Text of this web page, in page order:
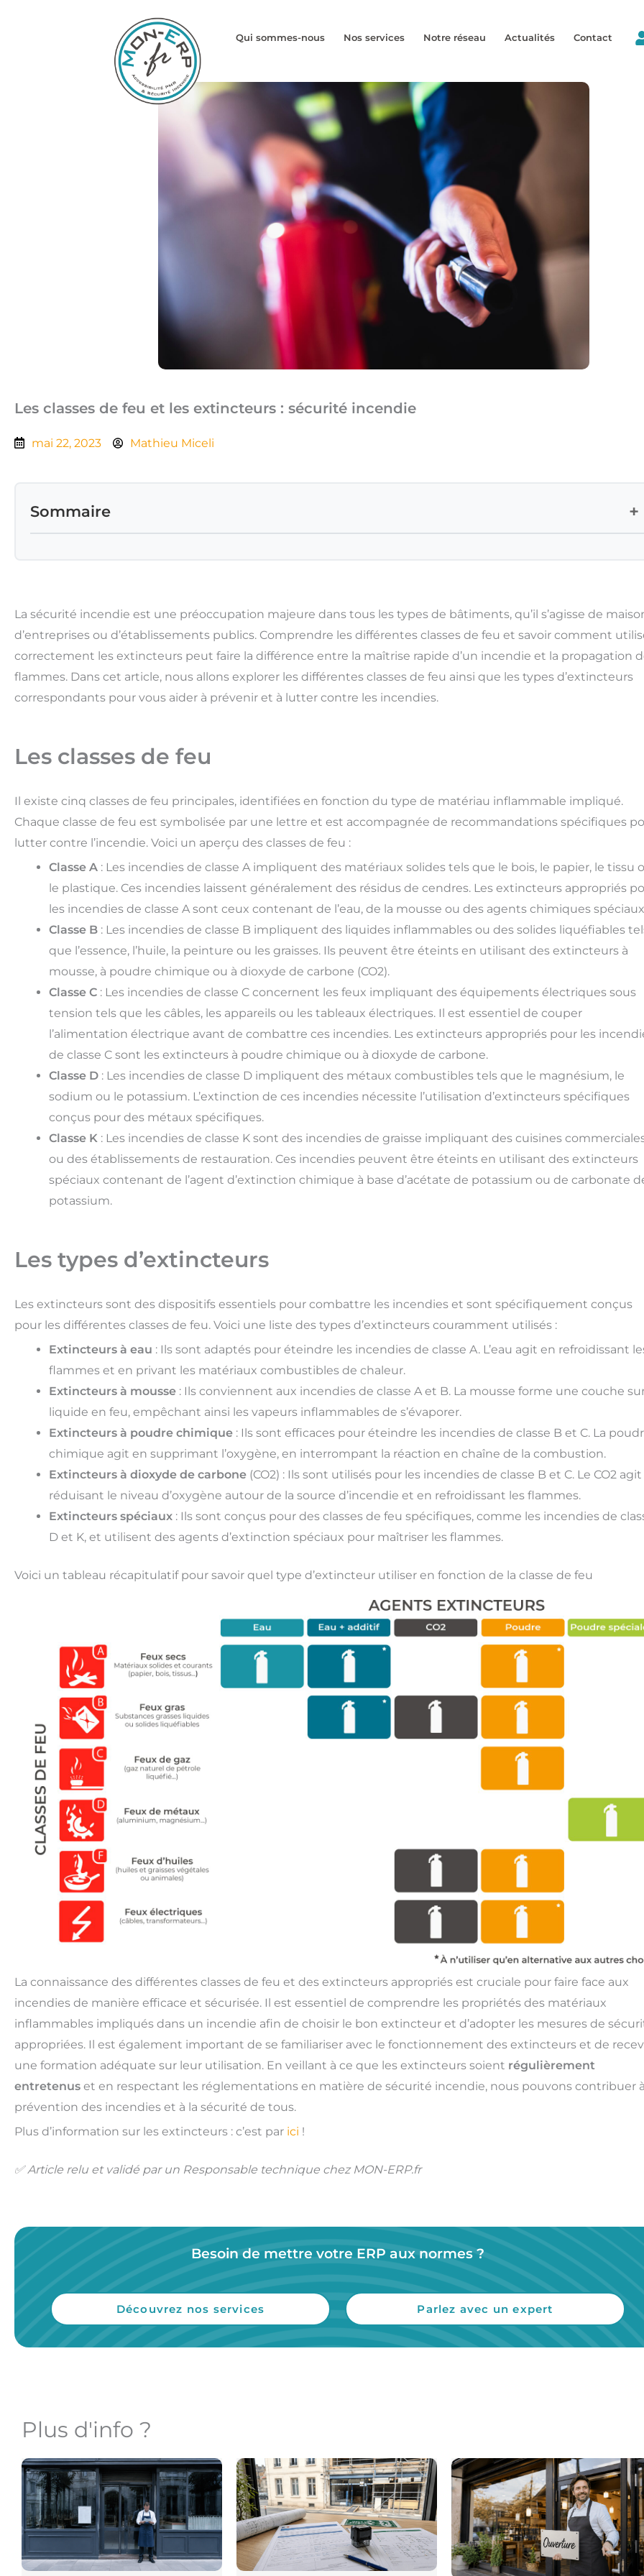
Qui sommes-nous Nos services Notre réseau Actualités Contact
Les classes de feu et les extincteurs : sécurité incendie
mai 22, 2023 Mathieu Miceli
Sommaire +
La sécurité incendie est une préoccupation majeure dans tous les types de bâtiments, qu’il s’agisse de
d’entreprises ou d’établissements publics. Comprendre les différentes classes de feu et savoir comment
correctement les extincteurs peut faire la différence entre la maîtrise rapide d’un incendie et la propagation
flammes. Dans cet article, nous allons explorer les différentes classes de feu ainsi que les types d’extincteurs
correspondants pour vous aider à prévenir et à lutter contre les incendies.
Les classes de feu
Il existe cinq classes de feu principales, identifiées en fonction du type de matériau inflammable impliqué.
Chaque classe de feu est symbolisée par une lettre et est accompagnée de recommandations spécifiques
lutter contre l’incendie. Voici un aperçu des classes de feu :
Classe A : Les incendies de classe A impliquent des matériaux solides tels que le bois, le papier, le tissu
le plastique. Ces incendies laissent généralement des résidus de cendres. Les extincteurs appropriés
les incendies de classe A sont ceux contenant de l’eau, de la mousse ou des agents chimiques
Classe B : Les incendies de classe B impliquent des liquides inflammables ou des solides liquéfiables
que l’essence, l’huile, la peinture ou les graisses. Ils peuvent être éteints en utilisant des extincteurs à
mousse, à poudre chimique ou à dioxyde de carbone (CO2).
Classe C : Les incendies de classe C concernent les feux impliquant des équipements électriques sous
tension tels que les câbles, les appareils ou les tableaux électriques. Il est essentiel de couper
l’alimentation électrique avant de combattre ces incendies. Les extincteurs appropriés pour les
de classe C sont les extincteurs à poudre chimique ou à dioxyde de carbone.
Classe D : Les incendies de classe D impliquent des métaux combustibles tels que le magnésium, le
sodium ou le potassium. L’extinction de ces incendies nécessite l’utilisation d’extincteurs spécifiques
conçus pour des métaux spécifiques.
Classe K : Les incendies de classe K sont des incendies de graisse impliquant des cuisines
ou des établissements de restauration. Ces incendies peuvent être éteints en utilisant des extincteurs
spéciaux contenant de l’agent d’extinction chimique à base d’acétate de potassium ou de carbonate
potassium.
Les types d’extincteurs
Les extincteurs sont des dispositifs essentiels pour combattre les incendies et sont spécifiquement conçus
pour les différentes classes de feu. Voici une liste des types d’extincteurs couramment utilisés :
Extincteurs à eau : Ils sont adaptés pour éteindre les incendies de classe A. L’eau agit en refroidissant
flammes et en privant les matériaux combustibles de chaleur.
Extincteurs à mousse : Ils conviennent aux incendies de classe A et B. La mousse forme une couche
liquide en feu, empêchant ainsi les vapeurs inflammables de s’évaporer.
Extincteurs à poudre chimique : Ils sont efficaces pour éteindre les incendies de classe B et C. La
chimique agit en supprimant l’oxygène, en interrompant la réaction en chaîne de la combustion.
Extincteurs à dioxyde de carbone (CO2) : Ils sont utilisés pour les incendies de classe B et C. Le CO2
réduisant le niveau d’oxygène autour de la source d’incendie et en refroidissant les flammes.
Extincteurs spéciaux : Ils sont conçus pour des classes de feu spécifiques, comme les incendies de
D et K, et utilisent des agents d’extinction spéciaux pour maîtriser les flammes.
Voici un tableau récapitulatif pour savoir quel type d’extincteur utiliser en fonction de la classe de feu
La connaissance des différentes classes de feu et des extincteurs appropriés est cruciale pour faire face aux
incendies de manière efficace et sécurisée. Il est essentiel de comprendre les propriétés des matériaux
inflammables impliqués dans un incendie afin de choisir le bon extincteur et d’adopter les mesures de
appropriées. Il est également important de se familiariser avec le fonctionnement des extincteurs et de
une formation adéquate sur leur utilisation. En veillant à ce que les extincteurs soient régulièrement
entretenus et en respectant les réglementations en matière de sécurité incendie, nous pouvons contribuer
prévention des incendies et à la sécurité de tous.
Plus d’information sur les extincteurs : c’est par ici !
✅ Article relu et validé par un Responsable technique chez MON-ERP.fr
Besoin de mettre votre ERP aux normes ?
Découvrez nos services Parlez avec un expert
Plus d'info ?